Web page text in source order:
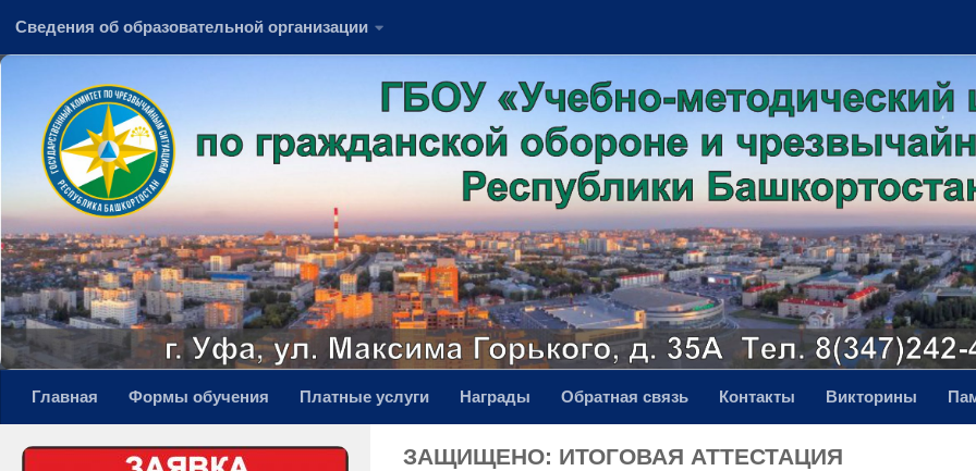
Перейти к содержимому
Сведения об образовательной организации
Главная Формы обучения Платные услуги Награды Обратная связь Контакты Викторины
ЗАЩИЩЕНО: ИТОГОВАЯ АТТЕСТАЦИЯ